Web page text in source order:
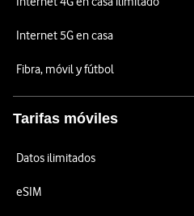
Internet 5G en casa
Fibra, móvil y fútbol
Tarifas móviles
Datos ilimitados
eSIM